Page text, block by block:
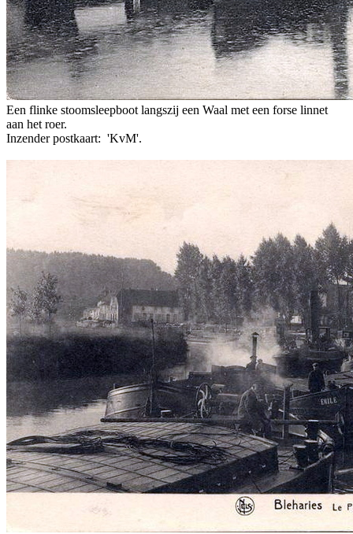
Een flinke stoomsleepboot langszij een Waal met een forse linnet
aan het roer.
Inzender postkaart: 'KvM'.